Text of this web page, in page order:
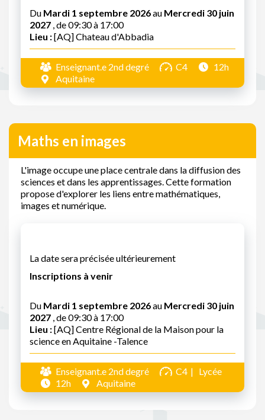
Du Mardi 1 septembre 2026au Mercredi 30 juin
2027 , de 09:30 à 17:00
Lieu :[AQ] Chateau d'Abbadia
Enseignant.e 2nd degré C4
12h
Aquitaine
Maths en images
L'image occupe une place centrale dans la diffusion des
sciences et dans les apprentissages. Cette formation
propose d'explorer les liens entre mathématiques,
images et numérique.
La date sera précisée ultérieurement
Inscriptions à venir
Du Mardi 1 septembre 2026au Mercredi 30 juin
2027 , de 09:30 à 17:00
Lieu :[AQ] Centre Régional de la Maison pour la
science en Aquitaine -Talence
Enseignant.e 2nd degré C4
Lycée
12h
Aquitaine